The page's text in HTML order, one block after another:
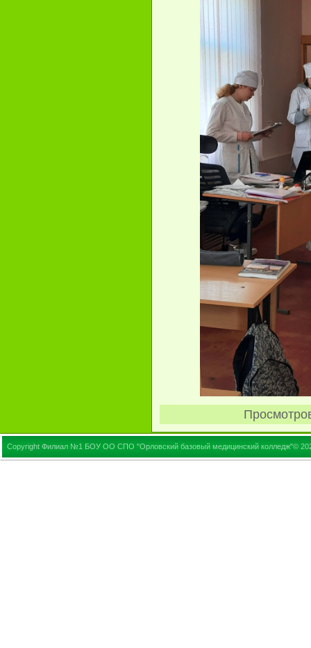
Copyright Филиал №1 БОУ ОО СПО "Орловский базовый медицинский колледж"©